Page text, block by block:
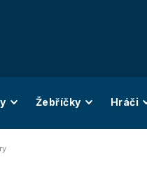
Žebříčky Hráči